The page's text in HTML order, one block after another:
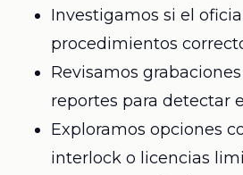
Investigamos si el
procedimientos
Revisamos
reportes para detectar
Exploramos opciones
interlock o licencias